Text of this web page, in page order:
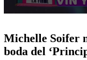
5
minutes,
6
Michelle Soifer
boda del